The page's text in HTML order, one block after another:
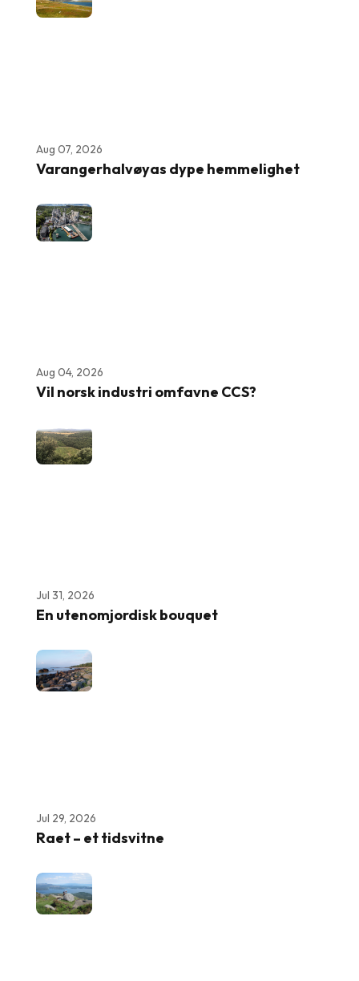
Aug 07, 2026
Varangerhalvøyas dype hemmelighet
Aug 04, 2026
Vil norsk industri omfavne CCS?
Jul 31, 2026
En utenomjordisk bouquet
Jul 29, 2026
Raet – et tidsvitne